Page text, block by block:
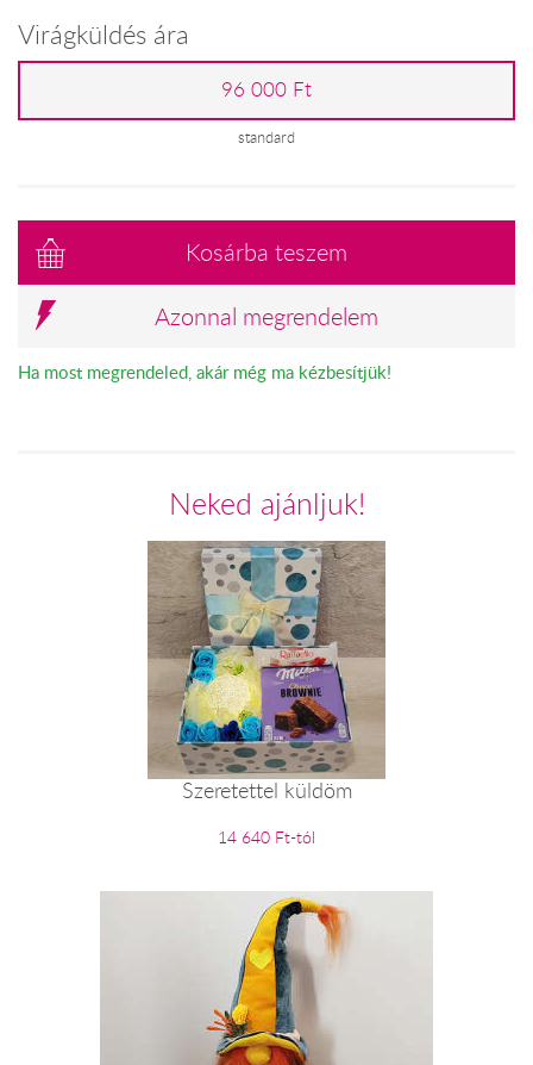
Virágküldés ára
96 000 Ft
standard
Kosárba teszem
Azonnal megrendelem
Ha most megrendeled, akár még ma kézbesítjük!
Neked ajánljuk!
Szeretettel küldöm
14 640 Ft-tól